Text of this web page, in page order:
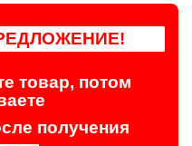
товар, потом
получения